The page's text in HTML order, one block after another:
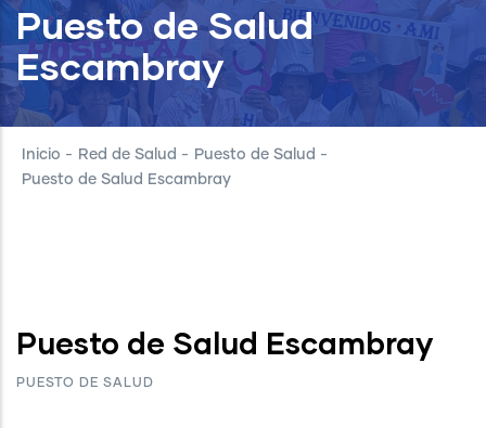
Puesto de Salud
Escambray
Inicio - Red de Salud - Puesto de Salud -
Puesto de Salud Escambray
Puesto de Salud Escambray
PUESTO DE SALUD